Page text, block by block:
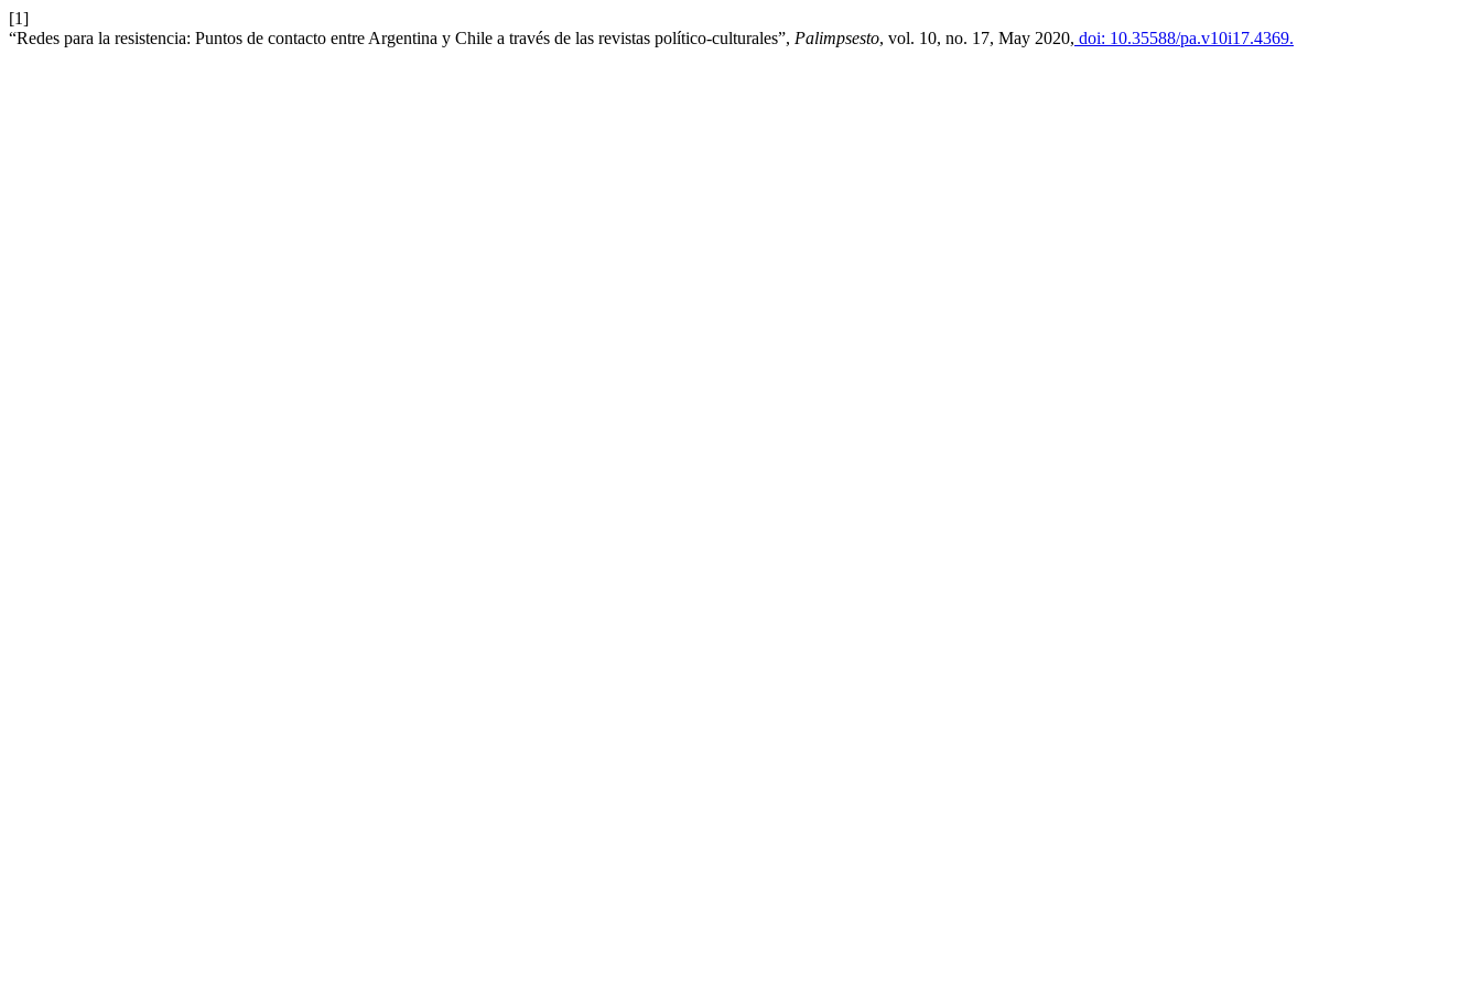
[1]
“Redes para la resistencia: Puntos de contacto entre Argentina y Chile a través de las revistas político-culturales”, Palimpsesto, vol. 10, no. 17, May 2020, doi: 10.35588/pa.v10i17.4369.